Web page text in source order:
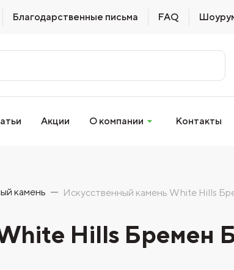
Благодарственные письма FAQ
Акции О компании Контакты
камень Искусственный камень White Hills
Hills Бремен